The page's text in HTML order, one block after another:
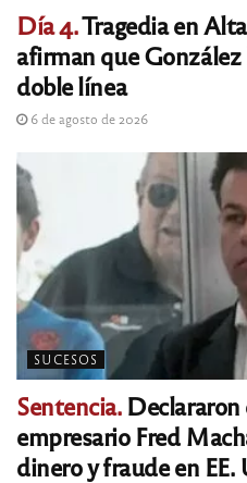
Día 4.Tragedia en
afirman que González
doble línea
6 de agosto de 2026
SUCESOS
Sentencia.Declararon
empresario Fred
dinero y fraude en EE.